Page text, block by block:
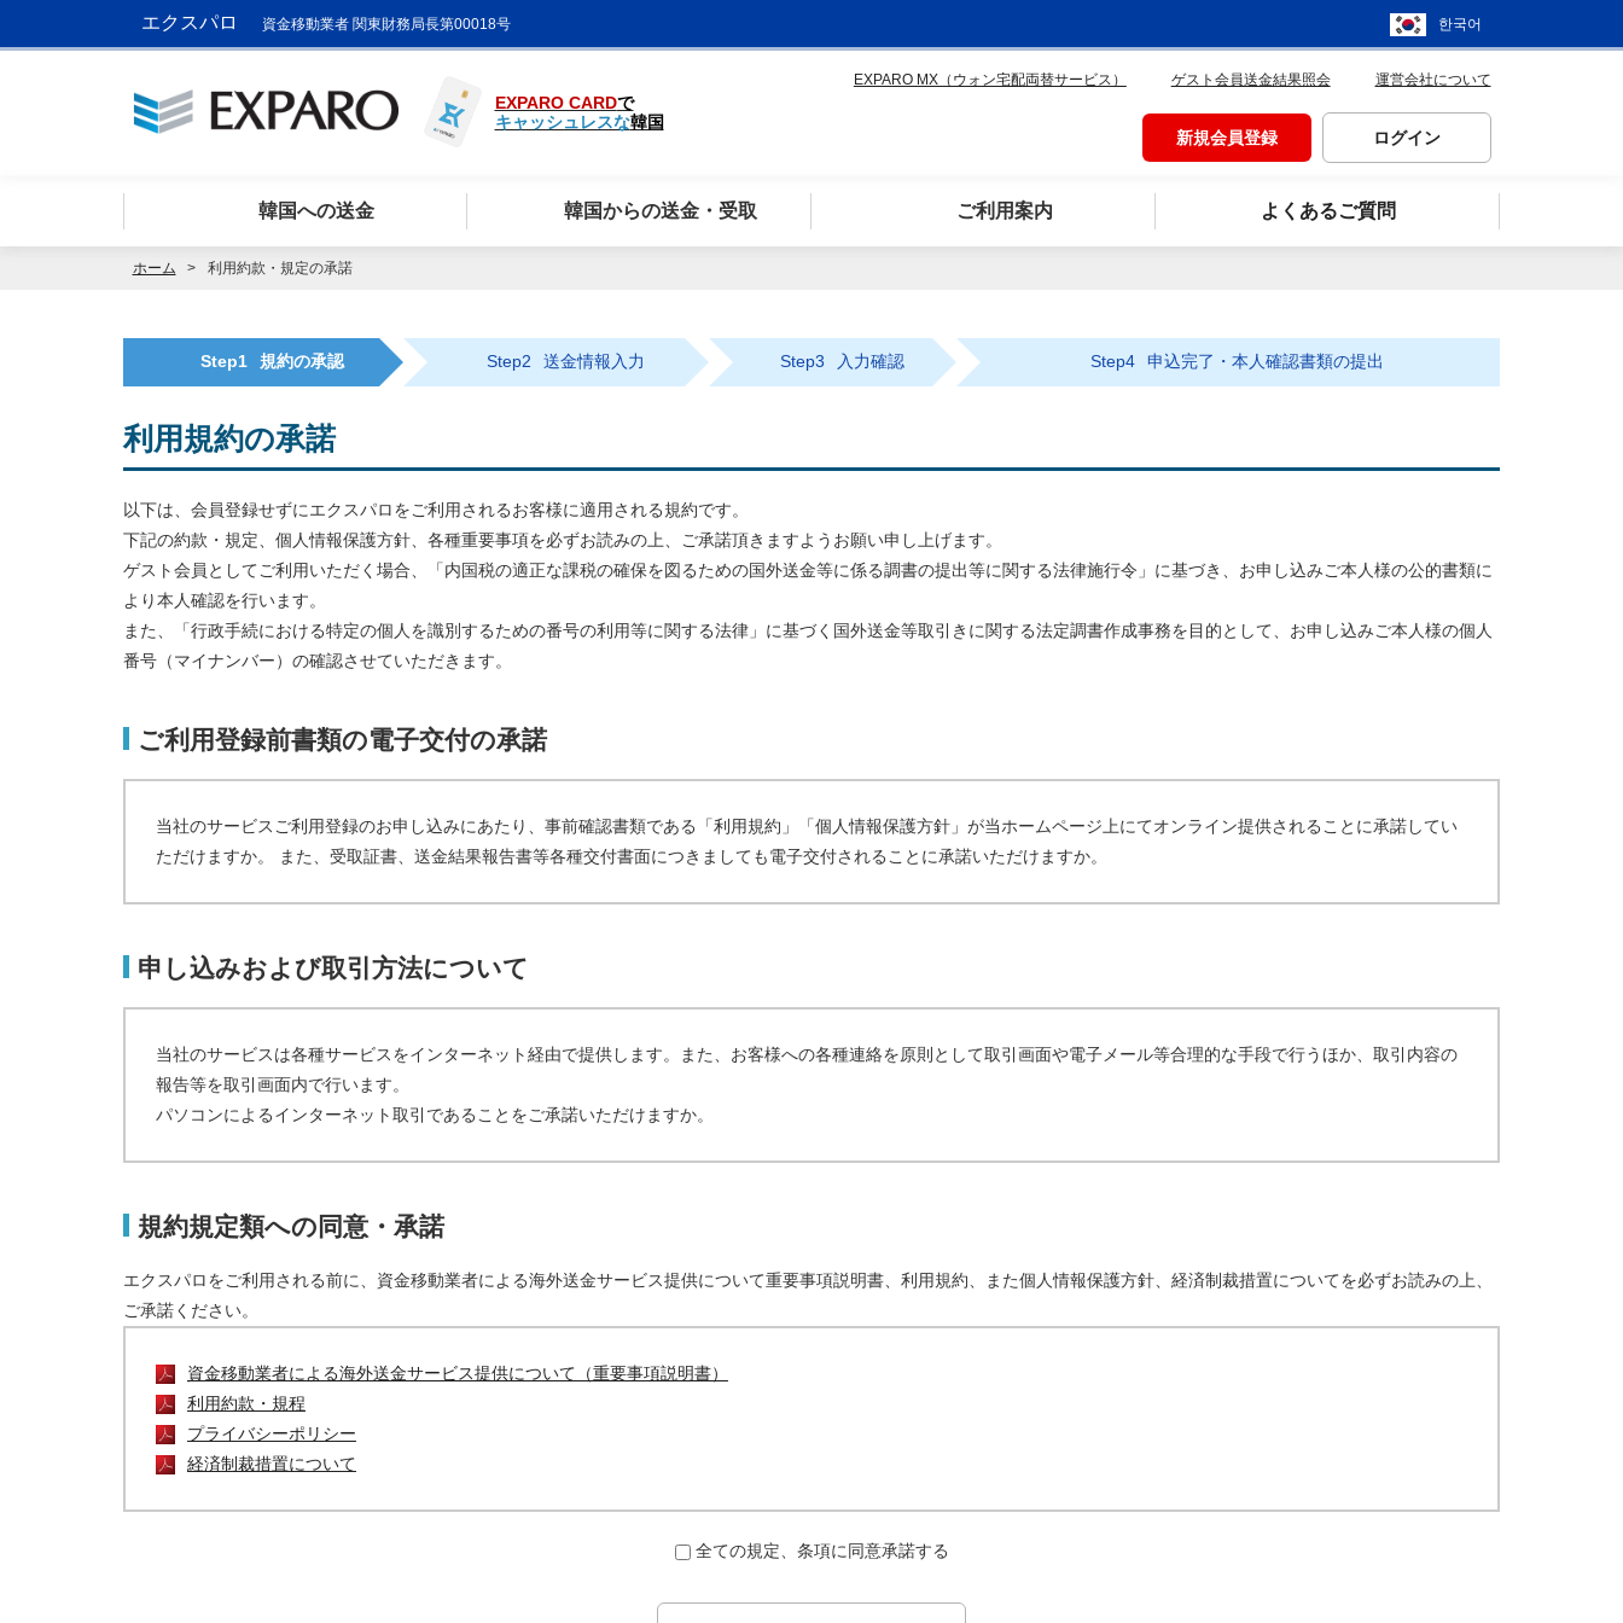
エクスパロ 資金移動業者 関東財務局長第00018号 한국어
EXPARO CARDで
キャッシュレスな韓国
EXPARO MX（ウォン宅配両替サービス） ゲスト会員送金結果照会 運営会社について
新規会員登録 ログイン
韓国への送金 韓国からの送金・受取 ご利用案内 よくあるご質問
ホーム 利用約款・規定の承諾
Step1 規約の承認 Step2 送金情報入力 Step3 入力確認 Step4 申込完了・本人確認書類の提出
利用規約の承諾
以下は、会員登録せずにエクスパロをご利用されるお客様に適用される規約です。
下記の約款・規定、個人情報保護方針、各種重要事項を必ずお読みの上、ご承諾頂きますようお願い申し上げます。
ゲスト会員としてご利用いただく場合、「内国税の適正な課税の確保を図るための国外送金等に係る調書の提出等に関する法律施行令」に基づき、お申し込みご本人様の公的書類に
より本人確認を行います。
また、「行政手続における特定の個人を識別するための番号の利用等に関する法律」に基づく国外送金等取引きに関する法定調書作成事務を目的として、お申し込みご本人様の個人
番号（マイナンバー）の確認させていただきます。
ご利用登録前書類の電子交付の承諾
当社のサービスご利用登録のお申し込みにあたり、事前確認書類である「利用規約」「個人情報保護方針」が当ホームページ上にてオンライン提供されることに承諾してい
ただけますか。 また、受取証書、送金結果報告書等各種交付書面につきましても電子交付されることに承諾いただけますか。
申し込みおよび取引方法について
当社のサービスは各種サービスをインターネット経由で提供します。また、お客様への各種連絡を原則として取引画面や電子メール等合理的な手段で行うほか、取引内容の
報告等を取引画面内で行います。
パソコンによるインターネット取引であることをご承諾いただけますか。
規約規定類への同意・承諾
エクスパロをご利用される前に、資金移動業者による海外送金サービス提供について重要事項説明書、利用規約、また個人情報保護方針、経済制裁措置についてを必ずお読みの上、
ご承諾ください。
資金移動業者による海外送金サービス提供について（重要事項説明書）
利用約款・規程
プライバシーポリシー
経済制裁措置について
全ての規定、条項に同意承諾する